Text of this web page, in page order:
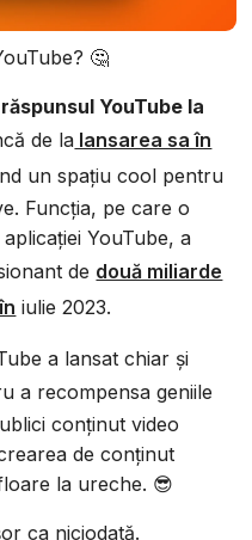
🤔
răspunsul YouTube la
de la lansarea sa în
un spațiu cool pentru
Funcția, pe care o
YouTube, a
de două miliarde
iulie 2023.
a lansat chiar și
a recompensa geniile
conținut video
de conținut
la ureche. 😎
ca niciodată.